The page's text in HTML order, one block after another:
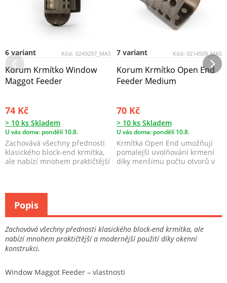
Kód: 0249297_MAS
6 variant
Korum Krmítko Window
Maggot Feeder
74 Kč
> 10 ks Skladem
U vás doma: pondělí 10.8.
Zachovává všechny přednosti
klasického block-end krmítka,
ale nabízí mnohem praktičtější
Kód: 0214509_MAS
7 variant
Korum Krmítko Open End
Feeder Medium
70 Kč
> 10 ks Skladem
U vás doma: pondělí 10.8.
Krmítka Open End umožňují
pomalejší uvolňování krmení
díky menšímu počtu otvorů v
Zachovává všechny přednosti klasického block-end krmítka, ale
nabízí mnohem praktičtější a modernější použití díky okenní
konstrukci.
Window Maggot Feeder – vlastnosti
Popis